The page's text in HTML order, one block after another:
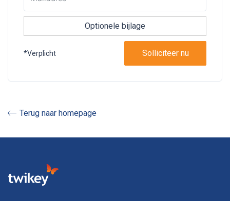
Optionele bijlage
*Verplicht
Terug naar homepage